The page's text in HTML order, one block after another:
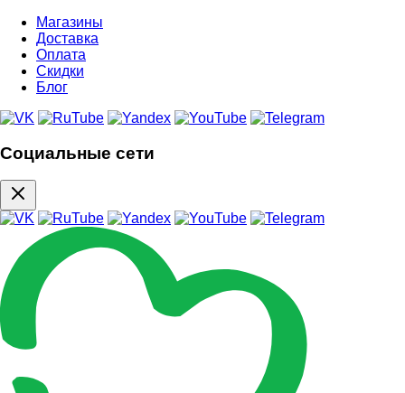
Магазины
Доставка
Оплата
Скидки
Блог
Социальные сети